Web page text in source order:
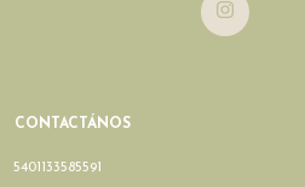
CONTACTÁNOS
5401133585591